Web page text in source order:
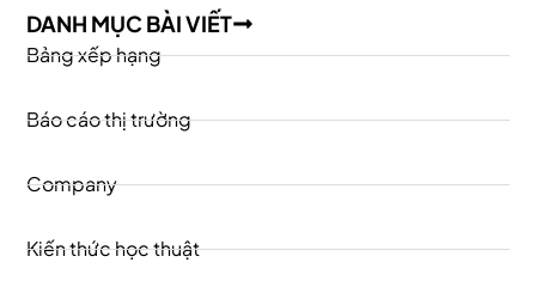
DANH MỤC BÀI VIẾT
Bảng xếp hạng
Báo cáo thị trường
Company
Kiến thức học thuật